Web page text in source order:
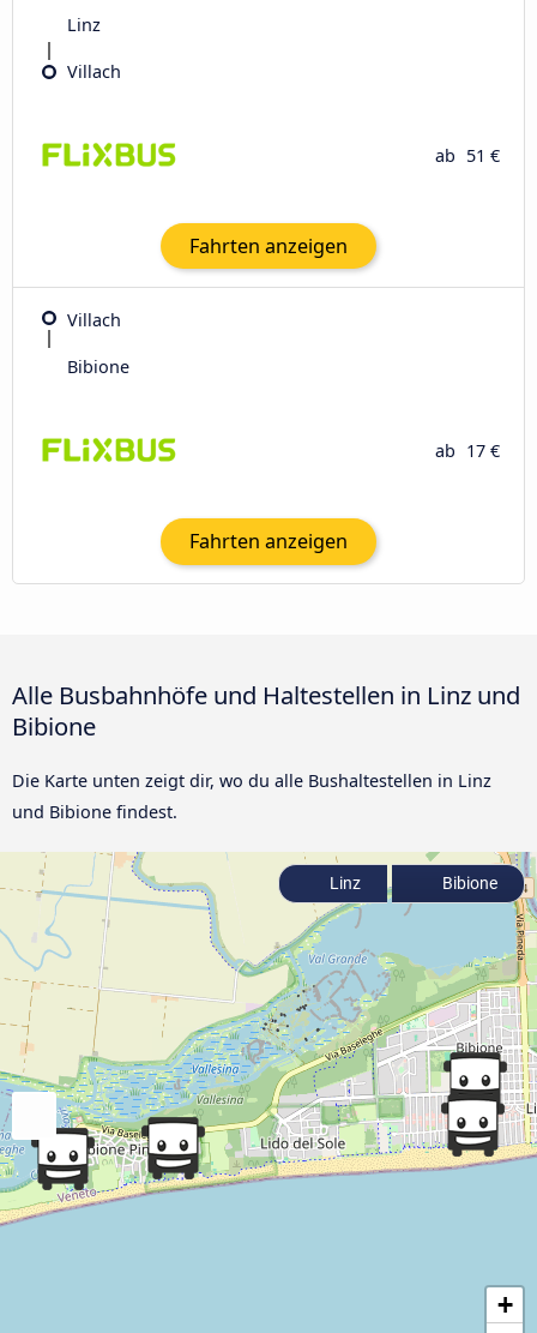
Linz
Villach
ab 51 €
Fahrten anzeigen
Villach
Bibione
ab 17 €
Fahrten anzeigen
Alle Busbahnhöfe und Haltestellen in Linz und
Bibione
Die Karte unten zeigt dir, wo du alle Bushaltestellen in Linz
und Bibione findest.
+
Linz Bibione